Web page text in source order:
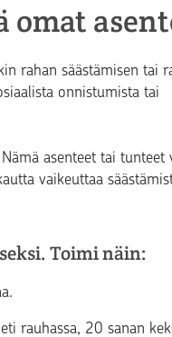
omat
rahan säästämisen tai
onnistumista tai
asenteet tai tunteet
vaikeuttaa
Toimi näin:
rauhassa, 20 sanan